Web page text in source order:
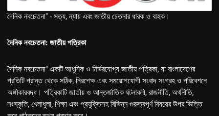
দৈনিক নবচেতনা" - সত্য, ন্যায় এবং জাতীয় চেতনার ধারক ও বাহক।
দৈনিক নবচেতনা: জাতীয় পত্রিকা
দৈনিক নবচেতনা" একটি আধুনিক ও নির্ভরযোগ্য জাতীয় পত্রিকা, যা বাংলাদেশের
প্রতিটি প্রান্ত থেকে সঠিক, নিরপেক্ষ এবং সময়োপযোগী সংবাদ সংগ্রহ ও পরিবেশনে
অঙ্গীকারবদ্ধ। পত্রিকাটি জাতীয় ও আন্তর্জাতিক ঘটনাবলী, রাজনীতি, অর্থনীতি,
সংস্কৃতি, খেলাধুলা, শিক্ষা এবং প্রযুক্তিসহ বিভিন্ন গুরুত্বপূর্ণ বিষয়ের উপর ভিত্তি